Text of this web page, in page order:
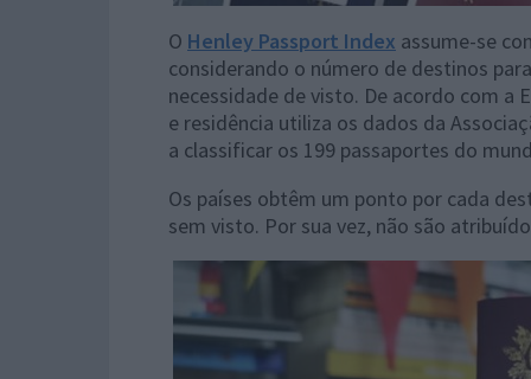
O Henley Passport Index assume-se
considerando o número de destinos
necessidade de visto. De acordo com a
e residência utiliza os dados da
a classificar os 199 passaportes do
Os países obtêm um ponto por cada
sem visto. Por sua vez, não são